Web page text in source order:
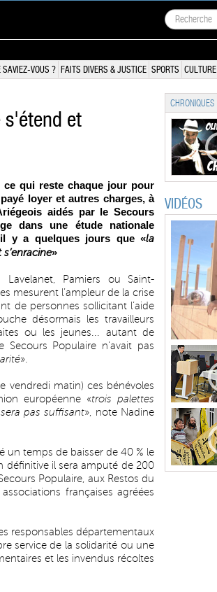
SAVIEZ-VOUS ? FAITS DIVERS & JUSTICE SPORTS CULTURE
s'étend et
ce qui reste chaque jour pour
loyer et autres charges, à
aidés par le Secours
dans une étude nationale
y a quelques jours que «la
»
Pamiers ou Saint-
mesurent l’ampleur de la crise
de personnes sollicitant l’aide
désormais les travailleurs
ou les jeunes... autant de
Secours Populaire n’avait pas
».
vendredi matin) ces bénévoles
européenne «trois palettes
pas suffisant», note Nadine
un temps de baisser de 40 % le
définitive il sera amputé de 200
Populaire, aux Restos du
françaises agréées
responsables départementaux
service de la solidarité ou une
et les invendus récoltes
CHRONIQUES
VIDÉOS